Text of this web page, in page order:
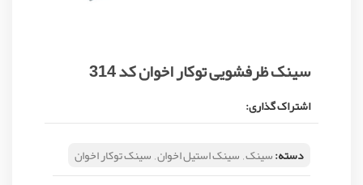
سینک ظرفشویی توکار اخوان کد 314
اشتراک گذاری:
دسته:سینک,سینک استیل اخوان,سینک توکار اخوان